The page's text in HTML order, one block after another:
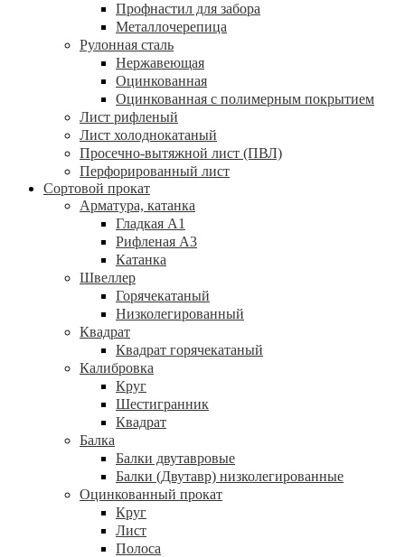
Профнастил для забора
Металлочерепица
Рулонная сталь
Нержавеющая
Оцинкованная
Оцинкованная с полимерным покрытием
Лист рифленый
Лист холоднокатаный
Просечно-вытяжной лист (ПВЛ)
Перфорированный лист
Сортовой прокат
Арматура, катанка
Гладкая А1
Рифленая А3
Катанка
Швеллер
Горячекатаный
Низколегированный
Квадрат
Квадрат горячекатаный
Калибровка
Круг
Шестигранник
Квадрат
Балка
Балки двутавровые
Балки (Двутавр) низколегированные
Оцинкованный прокат
Круг
Лист
Полоса